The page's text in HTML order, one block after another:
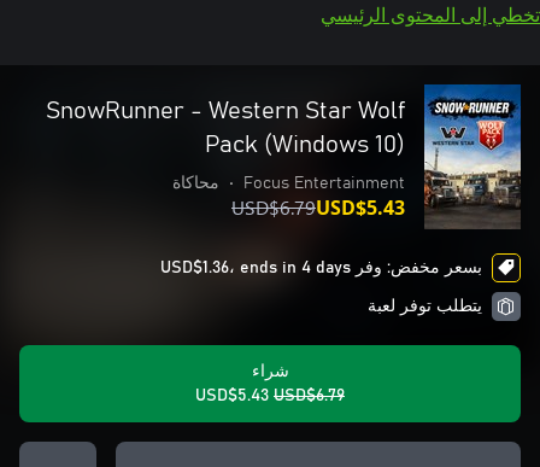
تخطي إلى المحتوى الرئيسي
SnowRunner - Western Star Wolf
Pack (Windows 10)
Focus Entertainment
• محاكاة
USD$6.79USD$5.43
بسعر مخفض: وفر USD$1.36، ends in 4 days
يتطلب توفر لعبة
شراء
USD$6.79
USD$5.43